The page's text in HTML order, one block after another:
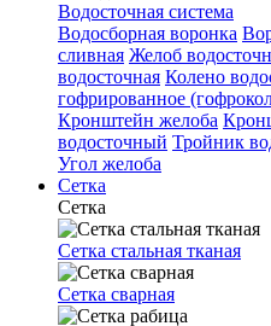
Водосточная система
Водосборная воронка
сливная Желоб
водосточная Колено
гофрированное
Кронштейн желоба
водосточный Тройник
Угол желоба
Сетка
Сетка
Сетка стальная тканая
Сетка сварная